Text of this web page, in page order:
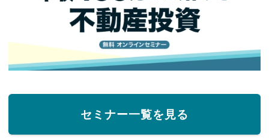
セミナー一覧を見る